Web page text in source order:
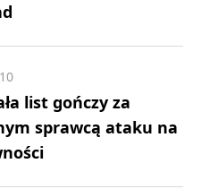
list gończy za
sprawcą ataku na